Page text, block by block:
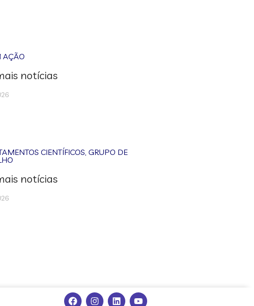
AÇÃO
notícias
CIENTÍFICOS,GRUPO DE
notícias